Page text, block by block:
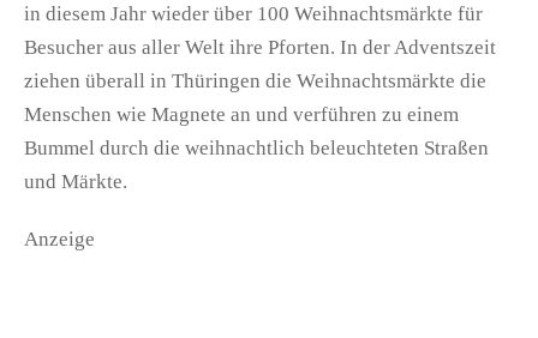
in diesem Jahr wieder über 100 Weihnachtsmärkte für
Besucher aus aller Welt ihre Pforten. In der Adventszeit
ziehen überall in Thüringen die Weihnachtsmärkte die
Menschen wie Magnete an und verführen zu einem
Bummel durch die weihnachtlich beleuchteten Straßen
und Märkte.
Anzeige